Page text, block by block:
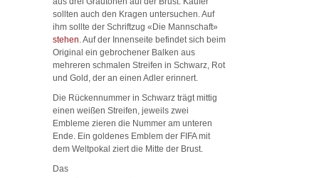
sollten auch den Kragen untersuchen. Auf
ihm sollte der Schriftzug «Die Mannschaft»
stehen . Auf der Innenseite befindet sich beim
Original ein gebrochener Balken aus
mehreren schmalen Streifen in Schwarz, Rot
und Gold, der an einen Adler erinnert.
Die Rückennummer in Schwarz trägt mittig
einen weißen Streifen, jeweils zwei
Embleme zieren die Nummer am unteren
Ende. Ein goldenes Emblem der FIFA mit
dem Weltpokal ziert die Mitte der Brust.
Das